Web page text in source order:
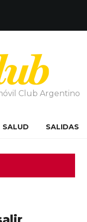
Club Argentino
SALUD SALIDAS